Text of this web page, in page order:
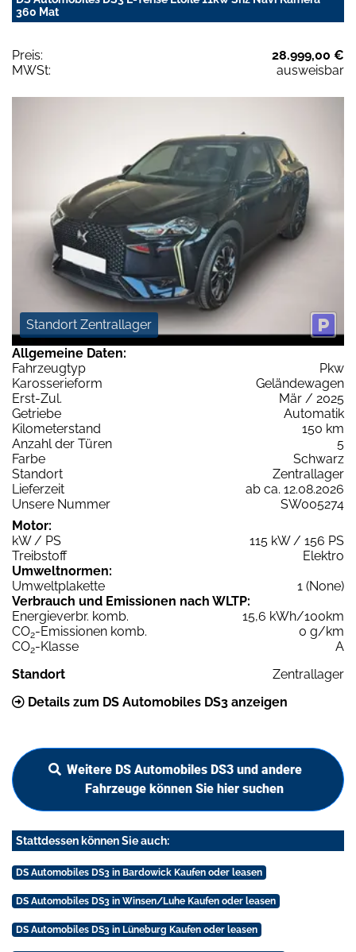
360 Mat
Preis:
28.999,00 €
MWSt:
ausweisbar
Standort Zentrallager
Allgemeine Daten:
Fahrzeugtyp
Pkw
Karosserieform
Geländewagen
Erst-Zul.
Mär / 2025
Getriebe
Automatik
Kilometerstand
150 km
Anzahl der Türen
5
Farbe
Schwarz
Standort
Zentrallager
Lieferzeit
ab ca. 12.08.2026
Unsere Nummer
SW005274
Motor:
kW / PS
115 kW / 156 PS
Treibstoff
Elektro
Umweltnormen:
Umweltplakette
1 (None)
Verbrauch und Emissionen nach WLTP:
Energieverbr. komb.
15,6 kWh/100km
CO2-Emissionen komb.
0 g/km
CO2-Klasse
A
Standort
Zentrallager
Details zum DS Automobiles DS3 anzeigen
Weitere DS Automobiles DS3 und andere
Fahrzeuge können Sie hier suchen
Stattdessen können Sie auch:
DS Automobiles DS3 in Bardowick Kaufen oder leasen
DS Automobiles DS3 in Winsen/Luhe Kaufen oder leasen
DS Automobiles DS3 in Lüneburg Kaufen oder leasen